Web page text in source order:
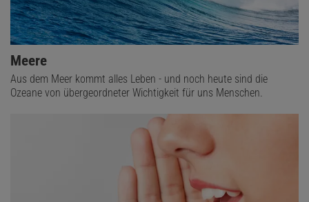
Meere
Aus dem Meer kommt alles Leben - und noch heute sind die
Ozeane von übergeordneter Wichtigkeit für uns Menschen.